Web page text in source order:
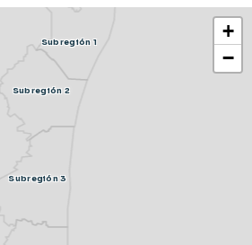
Subregión 1
Subregión 2
Subregión 3
+
−